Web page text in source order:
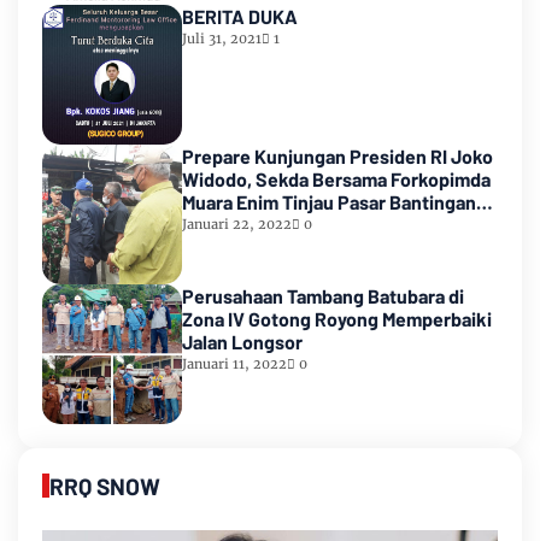
BERITA DUKA
Juli 31, 2021 1
Prepare Kunjungan Presiden RI Joko
Widodo, Sekda Bersama Forkopimda
Muara Enim Tinjau Pasar Bantingan
Tanjung Enim
Januari 22, 2022 0
Perusahaan Tambang Batubara di
Zona IV Gotong Royong Memperbaiki
Jalan Longsor
Januari 11, 2022 0
RRQ SNOW